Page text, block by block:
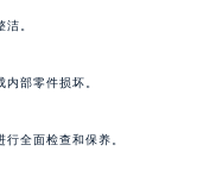
。
部零件损坏。
全面检查和保养。